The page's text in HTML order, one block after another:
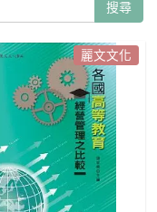
搜尋
麗文文化